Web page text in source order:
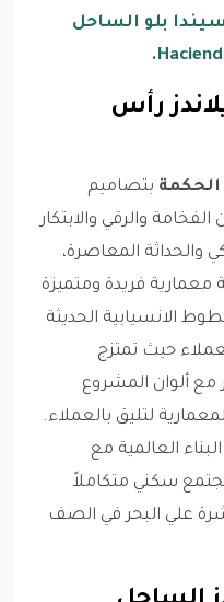
بلو الساحل
رأس
بتصاميم
والرقي والابتكار
والحداثة المعاصرة،
معمارية فريدة ومتميزة
الانسيابية الحديثة
حيث تمتزج
مع ألوان المشروع
لتليق بالعملاء.
العالمية مع
سكني متكاملاً
علي البحر في الصف